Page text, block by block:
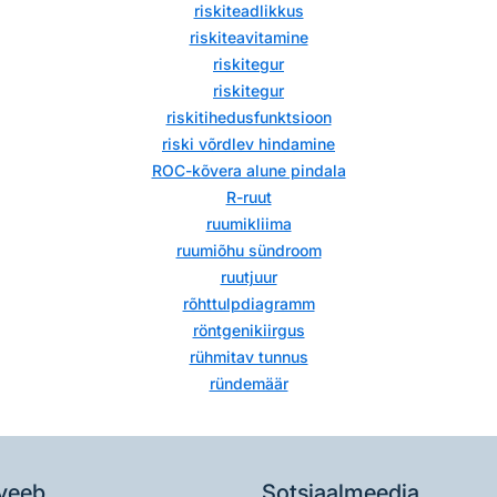
riskiteadlikkus
riskiteavitamine
riskitegur
riskitegur
riskitihedusfunktsioon
riski võrdlev hindamine
ROC-kõvera alune pindala
R-ruut
ruumikliima
ruumiõhu sündroom
ruutjuur
rõhttulpdiagramm
röntgenikiirgus
rühmitav tunnus
ründemäär